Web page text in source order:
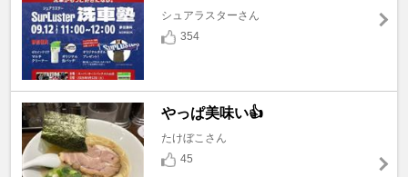
シュアラスターさん
354
やっぱ美味い👍
たけぼこさん
45